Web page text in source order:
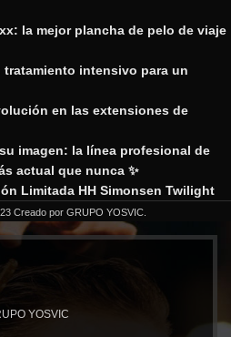
la mejor plancha de pelo de viaje
tratamiento intensivo para un
en las extensiones de
imagen: la línea profesional de
actual que nunca ✨
Limitada HH Simonsen Twilight
Creado por GRUPO YOSVIC.
YOSVIC